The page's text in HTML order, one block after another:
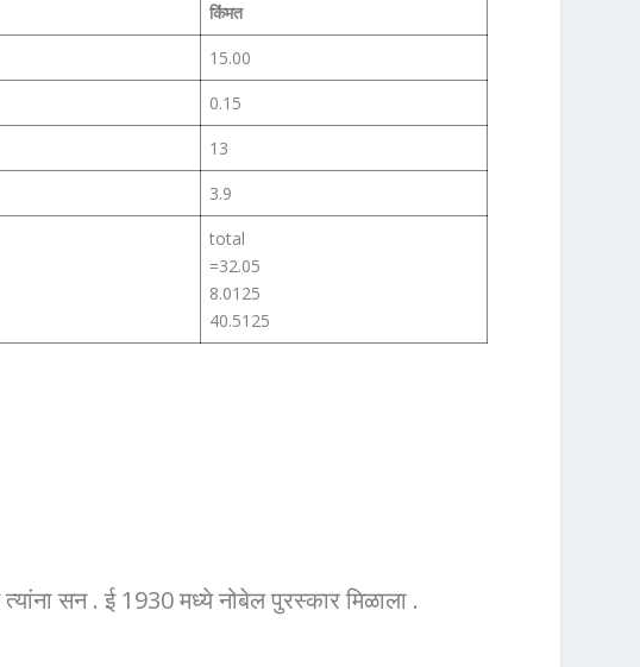
किंमत
15.00
0.15
13
3.9
total
=32.05
8.0125
40.5125
सन . ई 1930 मध्ये नोबेल पुरस्कार मिळाला .